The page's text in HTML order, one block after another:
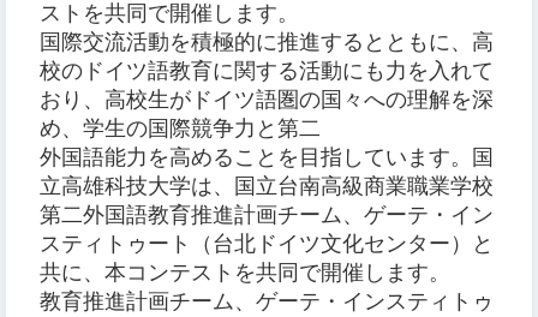
ストを共同で開催します。
国際交流活動を積極的に推進するとともに、高
校のドイツ語教育に関する活動にも力を入れて
おり、高校生がドイツ語圏の国々への理解を深
め、学生の国際競争力と第二
外国語能力を高めることを目指しています。国
立高雄科技大学は、国立台南高級商業職業学校
第二外国語教育推進計画チーム、ゲーテ・イン
スティトゥート（台北ドイツ文化センター）と
共に、本コンテストを共同で開催します。
教育推進計画チーム、ゲーテ・インスティトゥ